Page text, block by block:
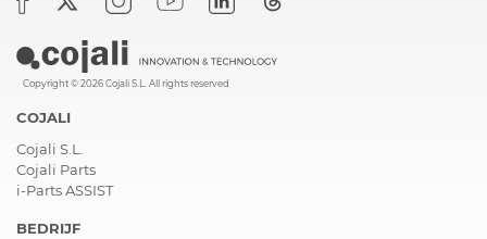
Copyright © 2026 Cojali S.L. All rights reserved
COJALI
Cojali S.L.
Cojali Parts
i-Parts ASSIST
BEDRIJF